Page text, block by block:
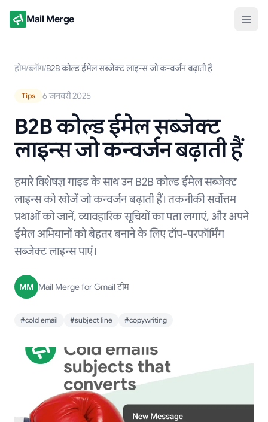
Mail Merge
होम/ब्लॉग/B2B कोल्ड ईमेल सब्जेक्ट लाइन्स जो कन्वर्जन बढ़ाती हैं
Tips 6 जनवरी 2025
B2B कोल्ड ईमेल सब्जेक्ट
लाइन्स जो कन्वर्जन बढ़ाती हैं
हमारे विशेषज्ञ गाइड के साथ उन B2B कोल्ड ईमेल सब्जेक्ट
लाइन्स को खोजें जो कन्वर्जन बढ़ाती हैं। तकनीकी सर्वोत्तम
प्रथाओं को जानें, व्यावहारिक सूचियों का पता लगाएं, और अपने
ईमेल अभियानों को बेहतर बनाने के लिए टॉप-परफॉर्मिंग
सब्जेक्ट लाइन्स पाएं।
MM Mail Merge for Gmail टीम
#cold email #subject line #copywriting